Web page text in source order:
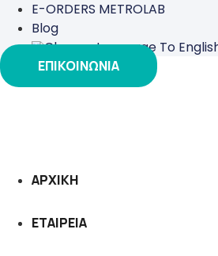
E-ORDERS METROLAB
Blog
ΕΠΙΚΟΙΝΩΝΙΑ
ΑΡΧΙΚΗ
ΕΤΑΙΡΕΙΑ